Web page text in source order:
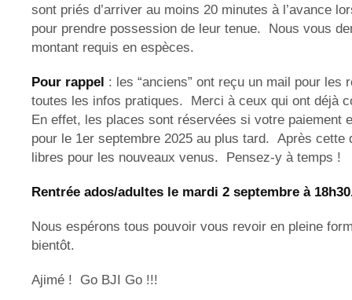
sont priés d’arriver au moins 20 minutes à l’avance
pour prendre possession de leur tenue. Nous vous
montant requis en espèces.
Pour rappel : les “anciens” ont reçu un mail pour les
toutes les infos pratiques. Merci à ceux qui ont déjà
En effet, les places sont réservées si votre paiement
pour le 1er septembre 2025 au plus tard. Après cette
libres pour les nouveaux venus. Pensez-y à temps !
Rentrée ados/adultes le mardi 2 septembre à
Nous espérons tous pouvoir vous revoir en pleine
bientôt.
Ajimé ! Go BJI Go !!!